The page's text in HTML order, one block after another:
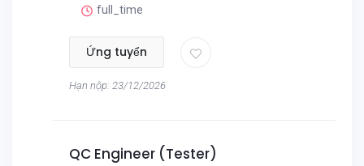
full_time
Ứng tuyển
Hạn nộp: 23/12/2026
QC Engineer (Tester)